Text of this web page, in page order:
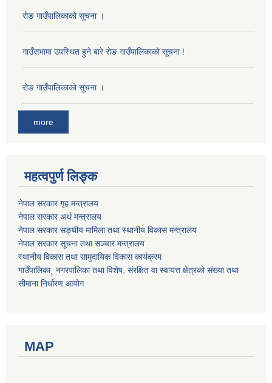
राेङ गाउँपालिकाको सूचना ।
गाउँसभामा उपस्थित हुने बारे रोङ गाउँपालिकाको सूचना !
राेङ गाउँपालिकाको सूचना ।
more
महत्वपुर्ण लिङ्क
नेपाल सरकार गृह मन्त्रालय
नेपाल सरकार अर्थ मन्त्रालय
नेपाल सरकार सङ्घीय मामिला तथा स्थानीय विकास मन्त्रालय
नेपाल सरकार सूचना तथा सञ्चार मन्त्रालय
स्थानीय विकास तथा सामुदायिक विकास कार्यक्रम
गाउँपालिका¸ नगरपालिका तथा विशेष, संरक्षित वा स्वायत्त क्षेत्रको संख्या तथा
सीमाना निर्धारण आयोग
MAP